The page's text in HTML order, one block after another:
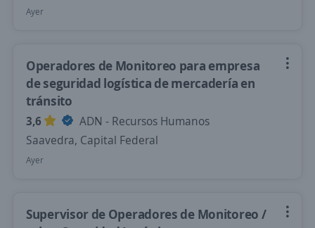
Ayer
Operadores de Monitoreo para empresa
de seguridad logística de mercadería en
tránsito
3,6
ADN - Recursos Humanos
Saavedra, Capital Federal
Ayer
Supervisor de Operadores de Monitoreo /